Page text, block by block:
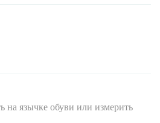
на язычке обуви или измерить